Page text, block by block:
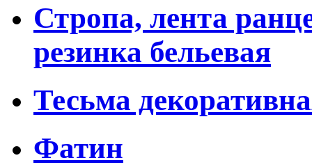
Стропа, лента
резинка бельевая
Тесьма
Фатин